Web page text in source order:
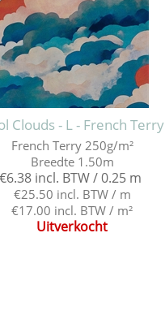
Clouds - L - French Terry
French Terry 250g/m²
Breedte 1.50m
€6.38 incl. BTW / 0.25 m
€25.50 incl. BTW / m
€17.00 incl. BTW / m²
Uitverkocht